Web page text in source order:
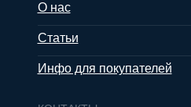
Инфо для покупателей
О нас
Статьи